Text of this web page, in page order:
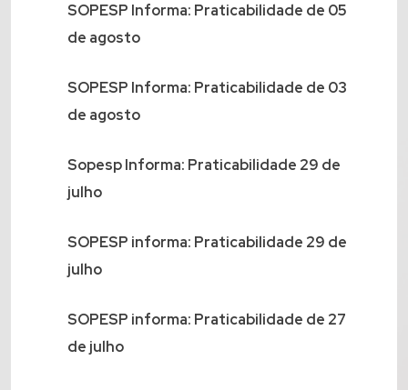
SOPESP Informa: Praticabilidade de 05
de agosto
SOPESP Informa: Praticabilidade de 03
de agosto
Sopesp Informa: Praticabilidade 29 de
julho
SOPESP informa: Praticabilidade 29 de
julho
SOPESP informa: Praticabilidade de 27
de julho